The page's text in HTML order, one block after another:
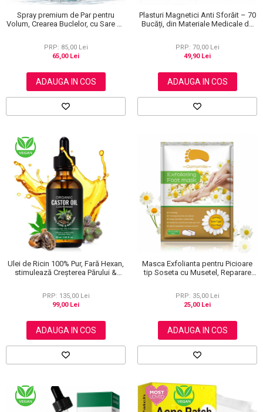
Spray premium de Par pentru
Volum, Crearea Buclelor, cu Sare de
PRP: 85,00 Lei
65,00 Lei
ADAUGA IN COS
Plasturi Magnetici Anti Sforăit – 70
Bucăți, din Materiale Medicale de
PRP: 70,00 Lei
49,90 Lei
ADAUGA IN COS
Ulei de Ricin 100% Pur, Fară Hexan,
stimulează Creșterea Părului &
PRP: 135,00 Lei
99,00 Lei
ADAUGA IN COS
Masca Exfolianta pentru Picioare
tip Soseta cu Musetel, Reparare
PRP: 35,00 Lei
25,00 Lei
ADAUGA IN COS